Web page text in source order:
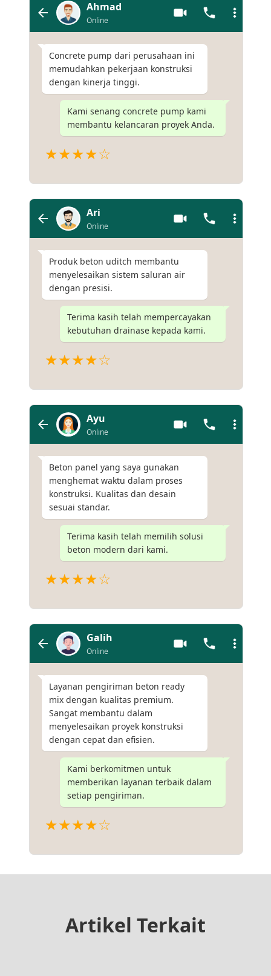
Ahmad
Online
Concrete pump dari perusahaan ini
memudahkan pekerjaan konstruksi
dengan kinerja tinggi.
Kami senang concrete pump kami
membantu kelancaran proyek Anda.
★★★★☆
Ari
Online
Produk beton uditch membantu
menyelesaikan sistem saluran air
dengan presisi.
Terima kasih telah mempercayakan
kebutuhan drainase kepada kami.
★★★★☆
Ayu
Online
Beton panel yang saya gunakan
menghemat waktu dalam proses
konstruksi. Kualitas dan desain
sesuai standar.
Terima kasih telah memilih solusi
beton modern dari kami.
★★★★☆
Galih
Online
Layanan pengiriman beton ready
mix dengan kualitas premium.
Sangat membantu dalam
menyelesaikan proyek konstruksi
dengan cepat dan efisien.
Kami berkomitmen untuk
memberikan layanan terbaik dalam
setiap pengiriman.
★★★★☆
Artikel Terkait